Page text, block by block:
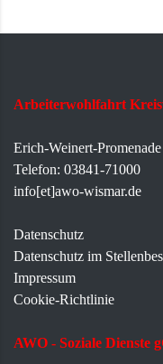
Arbeiterwohlfahrt
Erich-Weinert-
Telefon: 03841-71000
info[et]awo-wismar.de
Datenschutz
Datenschutz im
Impressum
Cookie-Richtlinie
AWO - Soziale Dienste